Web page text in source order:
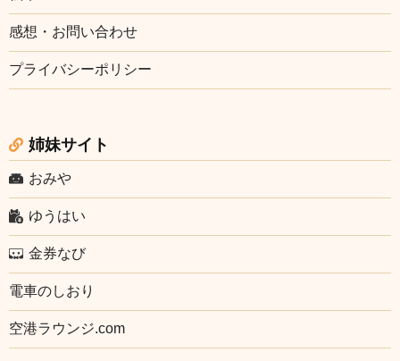
感想・お問い合わせ
プライバシーポリシー
姉妹サイト
おみや
ゆうはい
金券なび
電車のしおり
空港ラウンジ.com